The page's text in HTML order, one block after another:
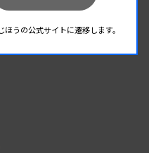
うの公式サイトに遷移します。